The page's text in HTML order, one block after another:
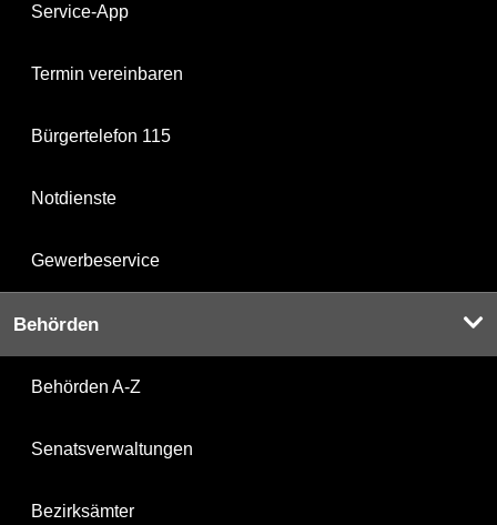
Service-App
Termin vereinbaren
Bürgertelefon 115
Notdienste
Gewerbeservice
Behörden
Behörden A-Z
Senatsverwaltungen
Bezirksämter